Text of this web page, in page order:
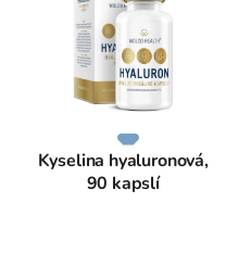
Kyselina hyaluronová,
90 kapslí